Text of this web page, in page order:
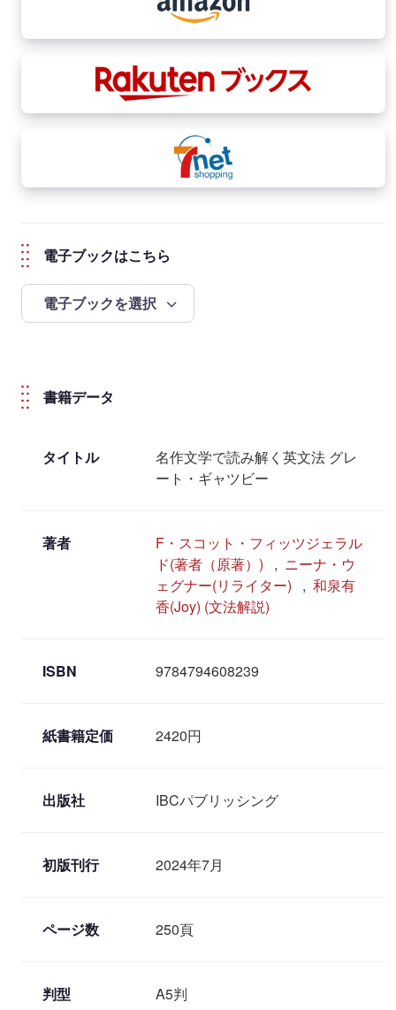
電子ブックはこちら
電子ブックを選択
書籍データ
タイトル
名作文学で読み解く英文法 グレ
ート・ギャツビー
著者
F・スコット・フィッツジェラル
ド(著者（原著）) , ニーナ・ウ
ェグナー(リライター) , 和泉有
香(Joy) (文法解説)
ISBN 9784794608239
紙書籍定価 2420円
出版社 IBCパブリッシング
初版刊行 2024年7月
ページ数 250頁
判型 A5判